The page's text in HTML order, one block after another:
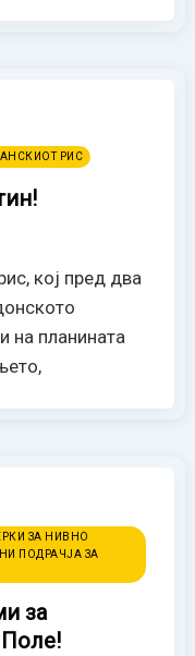
РИС
кој пред два
на планината
ЗА НИВНО
ПОДРАЧЈА ЗА
за